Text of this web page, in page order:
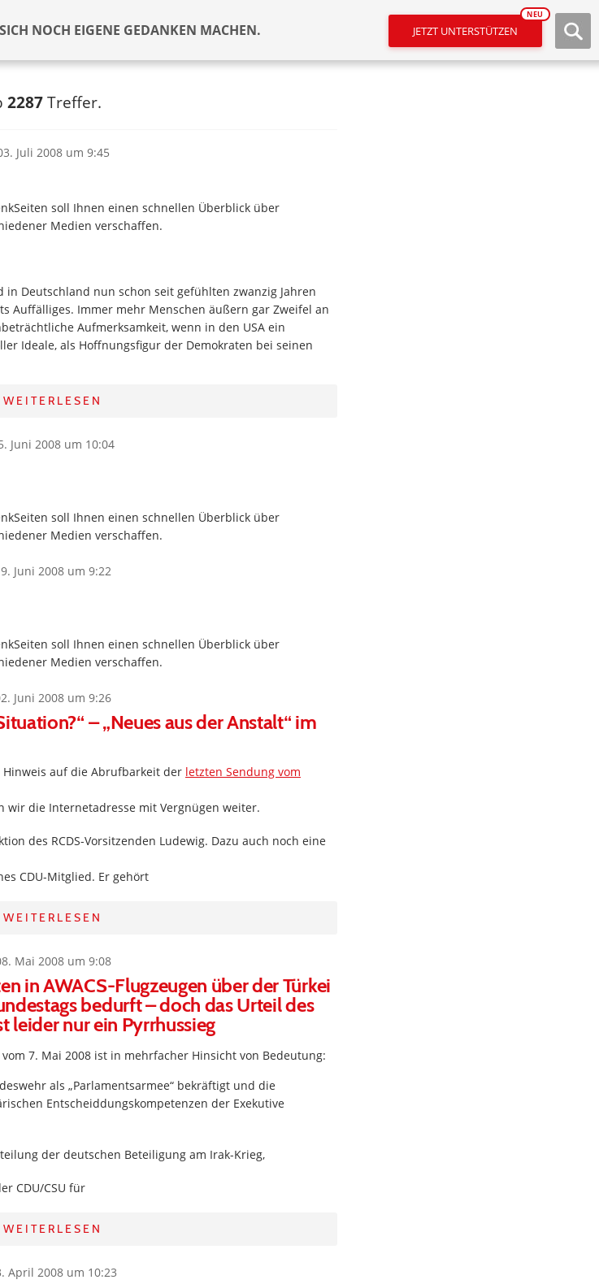
NOCH EIGENE GEDANKEN MACHEN. JETZT UNTERSTÜTZEN
NEU
2287Treffer.
Juli 2008 um 9:45
soll Ihnen einen schnellen Überblick über
Medien verschaffen.
Deutschland nun schon seit gefühlten zwanzig Jahren
Auffälliges. Immer mehr Menschen äußern gar Zweifel an
Aufmerksamkeit, wenn in den USA ein
Ideale, als Hoffnungsfigur der Demokraten bei seinen
WEITERLESEN
Juni 2008 um 10:04
soll Ihnen einen schnellen Überblick über
Medien verschaffen.
Juni 2008 um 9:22
soll Ihnen einen schnellen Überblick über
Medien verschaffen.
Juni 2008 um 9:26
– „Neues aus der Anstalt“ im
auf die Abrufbarkeit der letzten Sendung vom
wir die Internetadresse mit Vergnügen weiter.
des RCDS-Vorsitzenden Ludewig. Dazu auch noch eine
CDU-Mitglied. Er gehört
WEITERLESEN
Mai 2008 um 9:08
in AWACS-Flugzeugen über der Türkei
bedurft – doch das Urteil des
leider nur ein Pyrrhussieg
7. Mai 2008 ist in mehrfacher Hinsicht von Bedeutung:
als „Parlamentsarmee“ bekräftigt und die
Entscheiddungskompetenzen der Exekutive
der deutschen Beteiligung am Irak-Krieg,
CDU/CSU für
WEITERLESEN
April 2008 um 10:23